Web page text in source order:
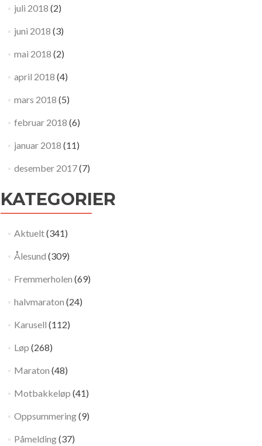
juli 2018 (2)
juni 2018 (3)
mai 2018 (2)
april 2018 (4)
mars 2018 (5)
februar 2018 (6)
januar 2018 (11)
desember 2017(7)
KATEGORIER
Aktuelt(341)
Ålesund (309)
Fremmerholen (69)
halvmaraton (24)
Karusell (112)
Løp (268)
Maraton (48)
Motbakkeløp (41)
Oppsummering(9)
Påmelding(37)